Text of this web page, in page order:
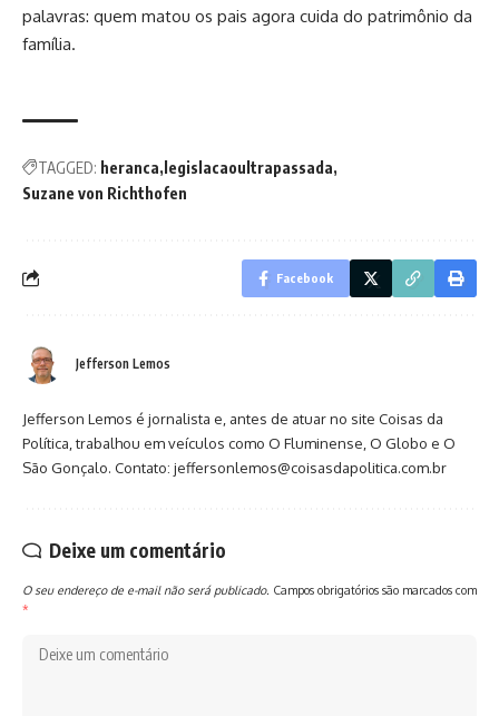
palavras: quem matou os pais agora cuida do patrimônio da
família.
TAGGED: heranca legislacaoultrapassada
Suzane von Richthofen
Facebook
Jefferson Lemos
Jefferson Lemos é jornalista e, antes de atuar no site Coisas da
Política, trabalhou em veículos como O Fluminense, O Globo e O
São Gonçalo. Contato: jeffersonlemos@coisasdapolitica.com.br
Deixe um comentário
O seu endereço de e-mail não será publicado. Campos obrigatórios são marcados com
*